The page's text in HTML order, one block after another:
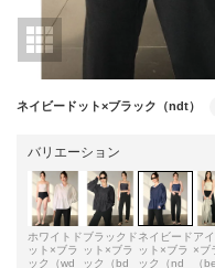
ネイビードット×ブラック（ndt）
バリエーション
ホワイトド
ット×ブラ
ック（wd
ブラックド
ット×ブラ
ック（bd
ネイビード
ット×ブラ
ック（nd
ア
×ブ
（